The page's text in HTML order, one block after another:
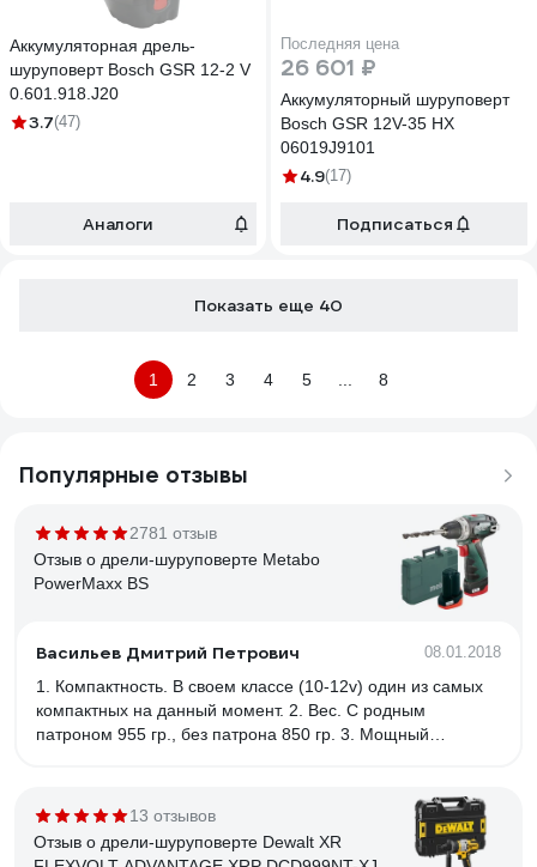
Аккумуляторная дрель-
шуруповерт Bosch GSR 12-2 V
0.601.918.J20
3.7(47)
Аналоги
Последняя цена
26 601 ₽
Аккумуляторный шуруповерт
Bosch GSR 12V-35 HX
06019J9101
4.9(17)
Подписаться
Показать еще 40
1 2 3 4 5 8
Популярные отзывы
2781 отзыв
Отзыв о дрели-шуруповерте Metabo
PowerMaxx BS
Васильев Дмитрий Петрович 08.01.2018
1. Компактность. В своем классе (10-12v) один из самых
компактных на данный момент. 2. Вес. С родным
патроном 955 гр., без патрона 850 гр. 3. Мощный
шпинделя. В работе уже 1,5 года, никаких нареканий
даже с тяжелым металлическим патроном. 5. Эргономика.
Эргономика на высоте, но оцениваешь ее не сразу, уже в
13 отзывов
Отзыв о дрели-шуруповерте Dewalt XR